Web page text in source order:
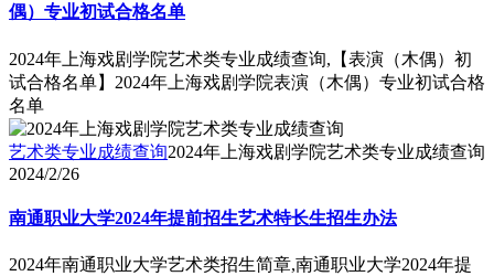
偶）专业初试合格名单
2024年上海戏剧学院艺术类专业成绩查询,【表演（木偶）初
试合格名单】2024年上海戏剧学院表演（木偶）专业初试合格
名单
艺术类专业成绩查询2024年上海戏剧学院艺术类专业成绩查询
2024/2/26
南通职业大学2024年提前招生艺术特长生招生办法
2024年南通职业大学艺术类招生简章,南通职业大学2024年提